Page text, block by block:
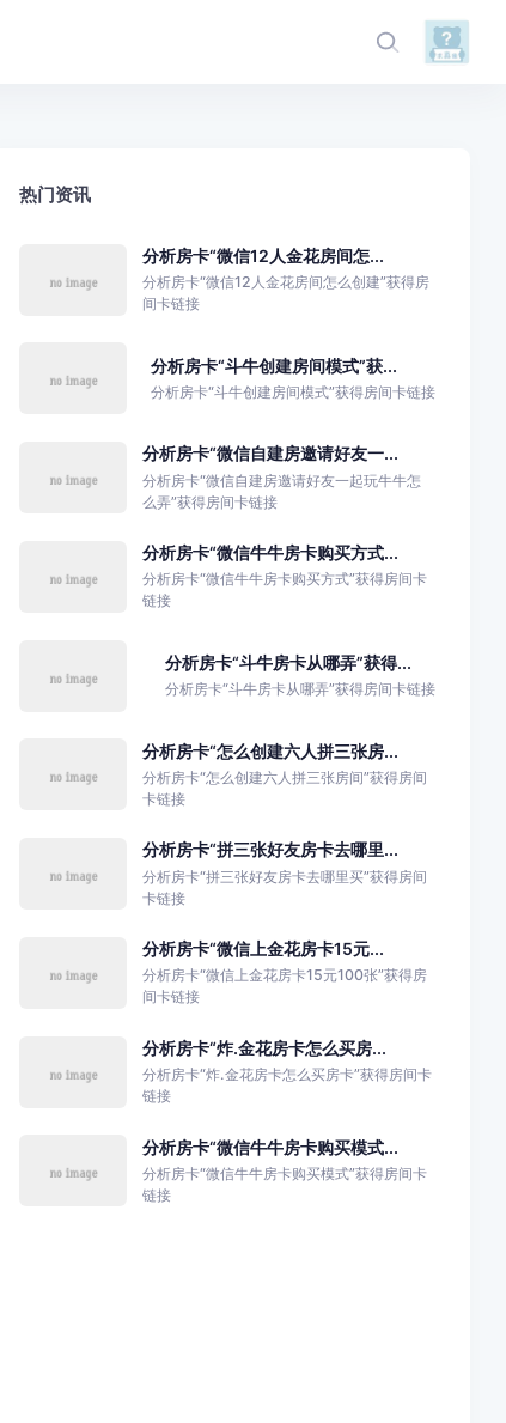
热门资讯
分析房卡“微信12人金花房间怎...
分析房卡“微信12人金花房间怎么创建”获得房
间卡链接
分析房卡“斗牛创建房间模式”获...
分析房卡“斗牛创建房间模式”获得房间卡链接
分析房卡“微信自建房邀请好友一...
分析房卡“微信自建房邀请好友一起玩牛牛怎
么弄”获得房间卡链接
分析房卡“微信牛牛房卡购买方式...
分析房卡“微信牛牛房卡购买方式”获得房间卡
链接
分析房卡“斗牛房卡从哪弄”获得...
分析房卡“斗牛房卡从哪弄”获得房间卡链接
分析房卡“怎么创建六人拼三张房...
分析房卡“怎么创建六人拼三张房间”获得房间
卡链接
分析房卡“拼三张好友房卡去哪里...
分析房卡“拼三张好友房卡去哪里买”获得房间
卡链接
分析房卡“微信上金花房卡15元...
分析房卡“微信上金花房卡15元100张”获得房
间卡链接
分析房卡“炸.金花房卡怎么买房...
分析房卡“炸.金花房卡怎么买房卡”获得房间卡
链接
分析房卡“微信牛牛房卡购买模式...
分析房卡“微信牛牛房卡购买模式”获得房间卡
链接